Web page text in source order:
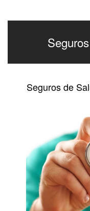
Seguros de